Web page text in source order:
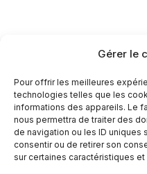
Gérer le
Pour offrir les meilleures
technologies telles que les
informations des appareils. Le
nous permettra de traiter des
de navigation ou les ID uniques
consentir ou de retirer son
sur certaines caractéristiques